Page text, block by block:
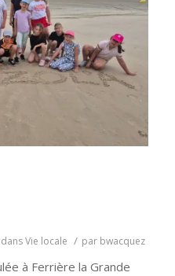
dansVie locale / par bwacquez
à Ferrière la Grande